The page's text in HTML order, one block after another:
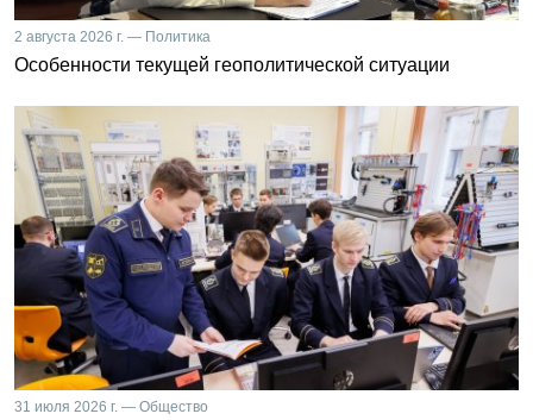
2 августа 2026 г. — Политика
Особенности текущей геополитической ситуации
31 июля 2026 г. — Общество